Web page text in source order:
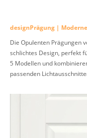
designPrägung |
Die Opulenten Prägungen
schlichtes Design, perfekt
5 Modellen und
passenden